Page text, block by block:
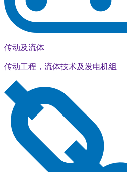
传动及流体
传动工程，流体技术及发电机组